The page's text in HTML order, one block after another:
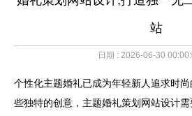
站
日期 : 2026-06-30
个性化主题婚礼已成为年轻新人追求时
些独特的创意，主题婚礼策划网站设计